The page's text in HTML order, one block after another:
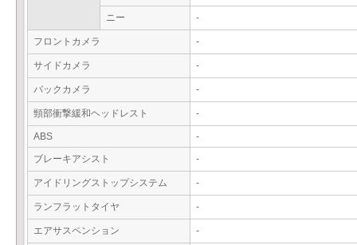
ニー -
フロントカメラ -
サイドカメラ -
バックカメラ -
頸部衝撃緩和ヘッドレスト -
ABS
-
ブレーキアシスト
-
アイドリングストップシステム -
ランフラットタイヤ -
エアサスペンション -